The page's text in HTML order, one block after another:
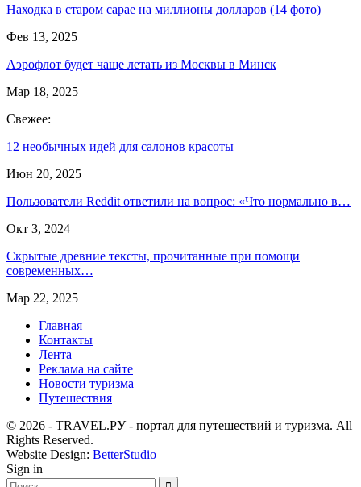
Находка в старом сарае на миллионы долларов (14 фото)
Фев 13, 2025
Аэрофлот будет чаще летать из Москвы в Минск
Мар 18, 2025
Свежее:
12 необычных идей для салонов красоты
Июн 20, 2025
Пользователи Reddit ответили на вопрос: «Что нормально в…
Окт 3, 2024
Скрытые древние тексты, прочитанные при помощи
современных…
Мар 22, 2025
Главная
Контакты
Лента
Реклама на сайте
Новости туризма
Путешествия
© 2026 - TRAVEL.РУ - портал для путешествий и туризма. All
Rights Reserved.
Website Design: BetterStudio
Sign in